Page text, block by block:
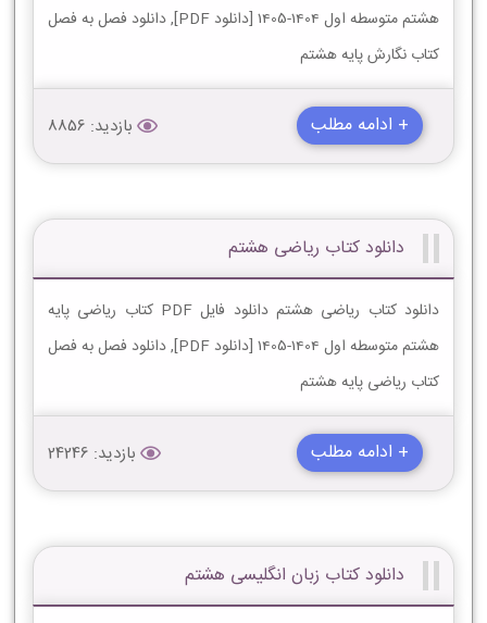
هشتم متوسطه اول 1404-1405 [دانلود PDF], دانلود فصل به فصل
کتاب نگارش پایه هشتم
+ ادامه مطلب بازدید: 8856
دانلود کتاب ریاضی هشتم
دانلود کتاب ریاضی هشتم دانلود فایل PDF کتاب ریاضی پایه
هشتم متوسطه اول 1404-1405 [دانلود PDF], دانلود فصل به فصل
کتاب ریاضی پایه هشتم
+ ادامه مطلب بازدید: 24246
دانلود کتاب زبان انگلیسی هشتم